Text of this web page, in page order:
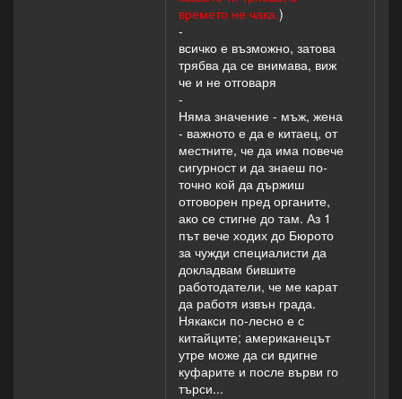
времето не чака.)
-
всичко е възможно, затова
трябва да се внимава, виж
че и не отговаря
-
Няма значение - мъж, жена
- важното е да е китаец, от
местните, че да има повече
сигурност и да знаеш по-
точно кой да държиш
отговорен пред органите,
ако се стигне до там. Аз 1
път вече ходих до Бюрото
за чужди специалисти да
докладвам бившите
работодатели, че ме карат
да работя извън града.
Някакси по-лесно е с
китайците; американецът
утре може да си вдигне
куфарите и после върви го
търси...